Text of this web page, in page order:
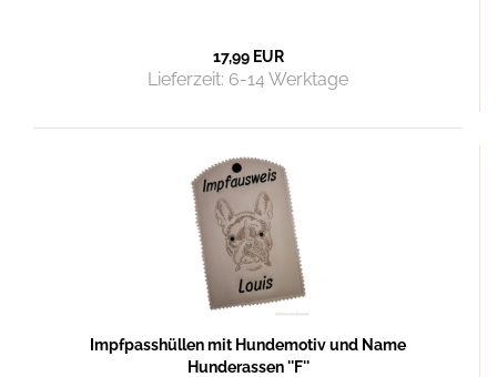
17,99 EUR
Lieferzeit: 6-14 Werktage
Impfpasshüllen mit Hundemotiv und Name
Hunderassen ''F''